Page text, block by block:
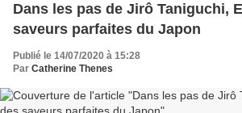
Dans les pas de Jirô Taniguchi,
saveurs parfaites du Japon
Publié le 14/07/2020 à 15:28
Par Catherine Thenes